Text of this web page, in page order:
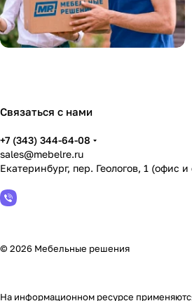
Связаться с нами
+7 (343) 344-64-08
sales@mebelre.ru
Екатеринбург, пер. Геологов, 1 (офис и
© 2026 Мебельные решения
На информационном ресурсе